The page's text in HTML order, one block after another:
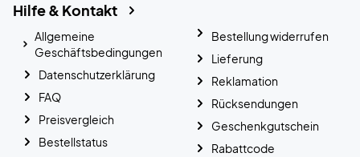
Hilfe & Kontakt
Allgemeine
Geschäftsbedingungen
Datenschutzerklärung
FAQ
Preisvergleich
Bestellstatus
Bestellung widerrufen
Lieferung
Reklamation
Rücksendungen
Geschenkgutschein
Rabattcode